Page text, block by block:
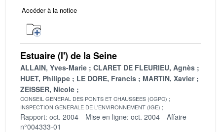
Accéder à la notice
Estuaire (l') de la Seine
ALLAIN, Yves-Marie
CLARET DE FLEURIEU, Agnès
HUET, Philippe
LE DORE, Francis
MARTIN, Xavier
ZEISSER, Nicole
CONSEIL GENERAL DES PONTS ET CHAUSSEES (CGPC)
INSPECTION GENERALE DE L'ENVIRONNEMENT (IGE)
Rapport: oct. 2004 Mise en ligne: oct. 2004
Affaire
n°004333-01